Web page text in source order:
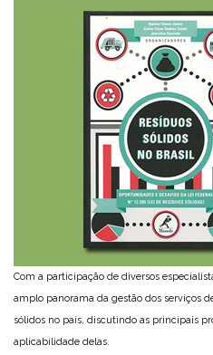
Com a participação de diversos
amplo panorama da gestão dos serviços
sólidos no país, discutindo as principais
aplicabilidade delas.